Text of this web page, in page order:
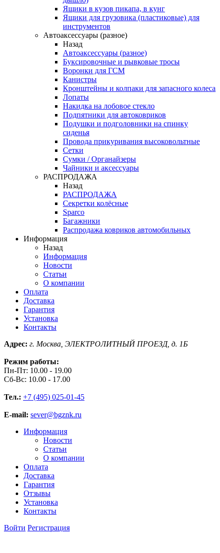
Ящики в кузов пикапа, в кунг
Ящики для грузовика (пластиковые) для
инструментов
Автоаксессуары (разное)
Назад
Автоаксессуары (разное)
Буксировочные и рывковые тросы
Воронки для ГСМ
Канистры
Кронштейны и колпаки для запасного колеса
Лопаты
Накидка на лобовое стекло
Подпятники для автоковриков
Подушки и подголовники на спинку
сиденья
Провода прикуривания высоковольтные
Сетки
Сумки / Органайзеры
Чайники и аксессуары
РАСПРОДАЖА
Назад
РАСПРОДАЖА
Секретки колёсные
Sparco
Багажники
Распродажа ковриков автомобильных
Информация
Назад
Информация
Новости
Статьи
О компании
Оплата
Доставка
Гарантия
Установка
Контакты
Адрес: г. Москва, ЭЛЕКТРОЛИТНЫЙ ПРОЕЗД, д. 1Б
Режим работы:
Пн-Пт: 10.00 - 19.00
Сб-Вс: 10.00 - 17.00
Тел.: +7 (495) 025-01-45
E-mail: sever@bgznk.ru
Информация
Новости
Статьи
О компании
Оплата
Доставка
Гарантия
Отзывы
Установка
Контакты
Войти Регистрация